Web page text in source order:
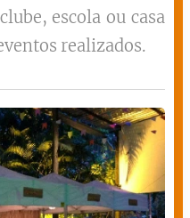
escola ou casa
realizados.